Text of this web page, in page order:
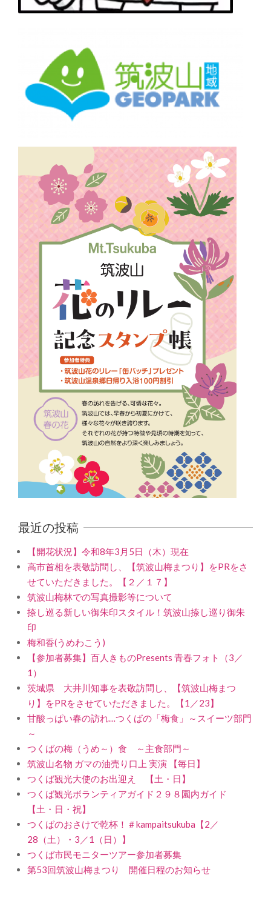
最近の投稿
【開花状況】令和8年3月5日（木）現在
高市首相を表敬訪問し、【筑波山梅まつり】をPRをさ
せていただきました。【２／１７】
筑波山梅林での写真撮影等について
捺し巡る新しい御朱印スタイル！筑波山捺し巡り御朱
印
梅和香(うめわこう)
【参加者募集】百人きものPresents 青春フォト（3／
1）
茨城県 大井川知事を表敬訪問し、【筑波山梅まつ
り】をPRをさせていただきました。【1／23】
甘酸っぱい春の訪れ…つくばの「梅食」～スイーツ部門
～
つくばの梅（うめ～）食 ～主食部門～
筑波山名物 ガマの油売り口上 実演 【毎日】
つくば観光大使のお出迎え 【土・日】
つくば観光ボランティアガイド２９８園内ガイド
【土・日・祝】
つくばのおさけで乾杯！＃kampaitsukuba【2／
28（土）・3／1（日）】
つくば市民モニターツアー参加者募集
第53回筑波山梅まつり 開催日程のお知らせ